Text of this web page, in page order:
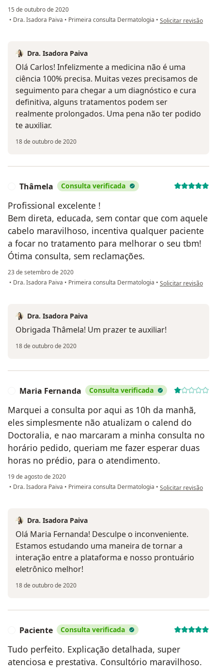
15 de outubro de 2020
• Dra. Isadora Paiva • Primeira consulta Dermatologia • na opinião do
Solicitar revisão
Dra. Isadora Paiva
Olá Carlos! Infelizmente a medicina não é uma
ciência 100% precisa. Muitas vezes precisamos de
seguimento para chegar a um diagnóstico e cura
definitiva, alguns tratamentos podem ser
realmente prolongados. Uma pena não ter podido
te auxiliar.
18 de outubro de 2020
Thâmela Consulta verificada
Profissional excelente !
Bem direta, educada, sem contar que com aquele
cabelo maravilhoso, incentiva qualquer paciente
a focar no tratamento para melhorar o seu tbm!
Ótima consulta, sem reclamações.
23 de setembro de 2020
• Dra. Isadora Paiva • Primeira consulta Dermatologia • na opinião do
Solicitar revisão
Dra. Isadora Paiva
Obrigada Thâmela! Um prazer te auxiliar!
18 de outubro de 2020
Maria Fernanda Consulta verificada
Marquei a consulta por aqui as 10h da manhã,
eles simplesmente não atualizam o calend do
Doctoralia, e nao marcaram a minha consulta no
horário pedido, queriam me fazer esperar duas
horas no prédio, para o atendimento.
19 de agosto de 2020
• Dra. Isadora Paiva • Primeira consulta Dermatologia • na opinião do
Solicitar revisão
Dra. Isadora Paiva
Olá Maria Fernanda! Desculpe o inconveniente.
Estamos estudando uma maneira de tornar a
interação entre a plataforma e nosso prontuário
eletrônico melhor!
18 de outubro de 2020
Paciente Consulta verificada
Tudo perfeito. Explicação detalhada, super
atenciosa e prestativa. Consultório maravilhoso.